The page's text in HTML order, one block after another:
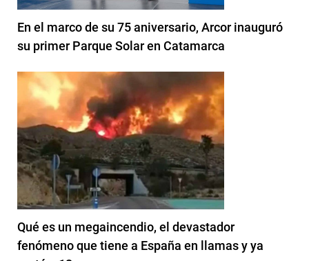
En el marco de su 75 aniversario, Arcor inauguró
su primer Parque Solar en Catamarca
Qué es un megaincendio, el devastador
fenómeno que tiene a España en llamas y ya